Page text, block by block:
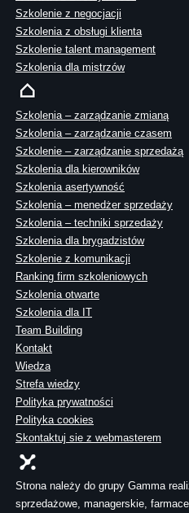
Szkolenie z negocjacji
Szkolenia z obsługi klienta
Szkolenie talent management
Szkolenia dla mistrzów
Szkolenia – zarządzanie zmianą
Szkolenia – zarządzanie czasem
Szkolenie – zarządzanie sprzedażą
Szkolenia dla kierowników
Szkolenia asertywność
Szkolenia – menedżer sprzedaży
Szkolenia – techniki sprzedaży
Szkolenia dla brygadzistów
Szkolenie z komunikacji
Ranking firm szkoleniowych
Szkolenia otwarte
Szkolenia dla IT
Team Building
Kontakt
Wiedza
Strefa wiedzy
Polityka prywatności
Polityka cookies
Skontaktuj sie z webmasterem
Strona należy do grupy Gamma
sprzedażowe, managerskie,